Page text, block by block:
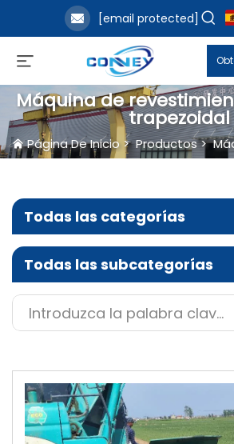
[email protected]
Máquina de
trapezoidal
Página De Inicio>Productos>
Todas las categorías
Todas las subcategorías